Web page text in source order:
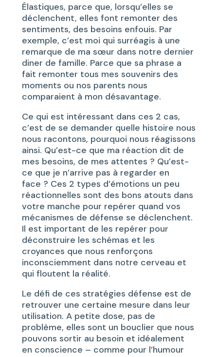
Élastiques, parce que, lorsqu’elles se
déclenchent, elles font remonter des
sentiments, des besoins enfouis. Par
exemple, c’est moi qui surréagis à une
remarque de ma sœur dans notre dernier
diner de famille. Parce que sa phrase a
fait remonter tous mes souvenirs des
moments ou nos parents nous
comparaient à mon désavantage.
Ce qui est intéressant dans ces 2 cas,
c’est de se demander quelle histoire nous
nous racontons, pourquoi nous réagissons
ainsi. Qu’est-ce que ma réaction dit de
mes besoins, de mes attentes ? Qu’est-
ce que je n’arrive pas à regarder en
face ? Ces 2 types d’émotions un peu
réactionnelles sont des bons atouts dans
votre manche pour repérer quand vos
mécanismes de défense se déclenchent.
Il est important de les repérer pour
déconstruire les schémas et les
croyances que nous renforçons
inconsciemment dans notre cerveau et
qui floutent la réalité.
Le défi de ces stratégies défense est de
retrouver une certaine mesure dans leur
utilisation. A petite dose, pas de
problème, elles sont un bouclier que nous
pouvons sortir au besoin et idéalement
en conscience – comme pour l’humour